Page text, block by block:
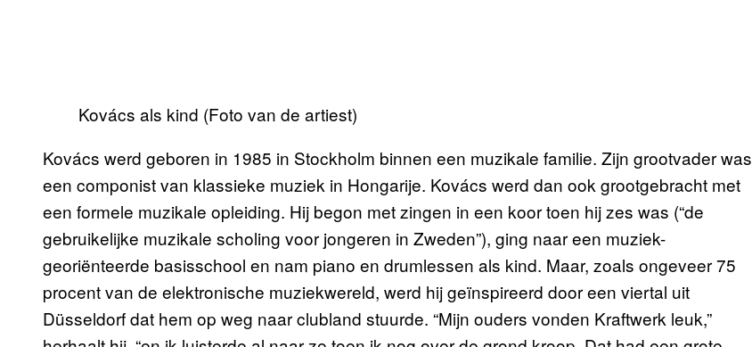
Kovács als kind (Foto van de artiest)
Kovács werd geboren in 1985 in Stockholm binnen een muzikale familie. Zijn grootvader was
een componist van klassieke muziek in Hongarije. Kovács werd dan ook grootgebracht met
een formele muzikale opleiding. Hij begon met zingen in een koor toen hij zes was (“de
gebruikelijke muzikale scholing voor jongeren in Zweden”), ging naar een muziek-
georiënteerde basisschool en nam piano en drumlessen als kind. Maar, zoals ongeveer 75
procent van de elektronische muziekwereld, werd hij geïnspireerd door een viertal uit
Düsseldorf dat hem op weg naar clubland stuurde. “Mijn ouders vonden Kraftwerk leuk,”